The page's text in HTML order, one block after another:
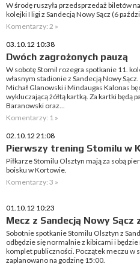
W środę ruszyła przedsprzedaż biletów
kolejki I ligi z Sandecją Nowy Sącz (6
Komentarzy: 2 »
03.10.12 10:38
Dwóch zagrożonych pauzą
W sobotę Stomil rozegra spotkanie 11.
własnym stadionie z Sandecją Nowy
Michał Glanowski i Mindaugas Kalonas
wykluczającą żółtą kartką. Za kartki będą
Baranowski oraz...
Komentarzy: 1 »
02.10.12 21:08
Pierwszy trening Stomilu w
Piłkarze Stomilu Olsztyn mają za sobą
boisku w Kortowie.
Komentarzy: 3 »
01.10.12 10:23
Mecz z Sandecją Nowy Sącz
Sobotnie spotkanie Stomilu Olsztyn z
odbędzie się normalnie z kibicami i będzie
komplet publiczności. Początek meczu w
zaplanowano na godzinę 15:00.